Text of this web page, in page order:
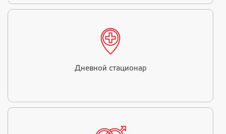
Дневной стационар